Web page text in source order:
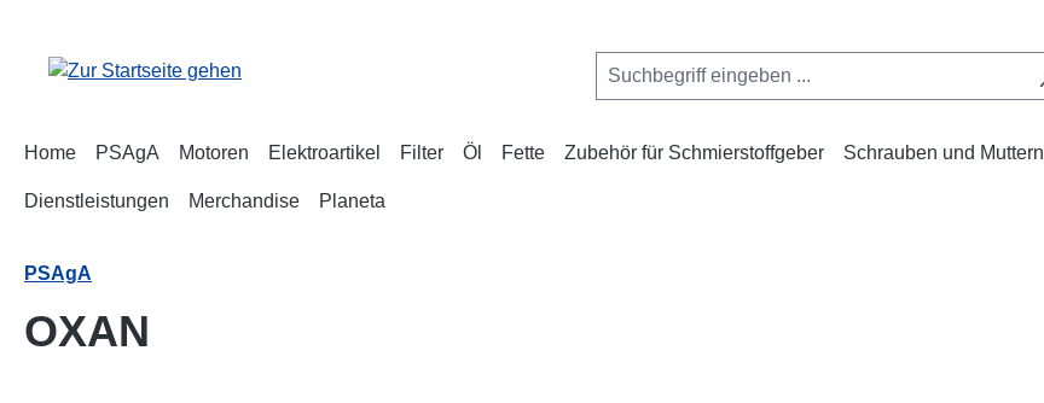
Home PSAgA Motoren Elektroartikel Filter Öl Fette Zubehör für Schmierstoffgeber Schrauben und Muttern
Dienstleistungen Merchandise Planeta
PSAgA
OXAN